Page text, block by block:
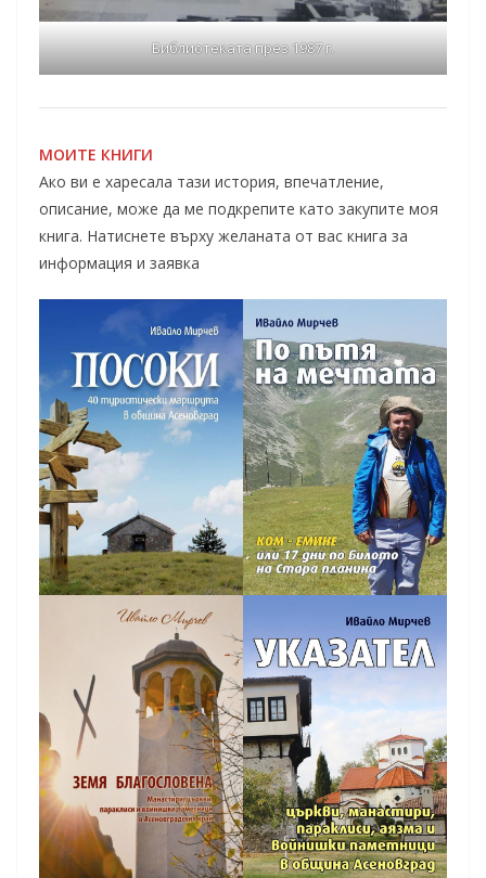
Библиотеката през 1987 г.
МОИТЕ КНИГИ
Ако ви е харесала тази история, впечатление,
описание, може да ме подкрепите като закупите моя
книга. Натиснете върху желаната от вас книга за
информация и заявка